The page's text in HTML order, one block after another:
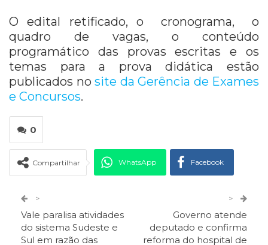
O edital retificado, o cronograma, o
quadro de vagas, o conteúdo
programático das provas escritas e os
temas para a prova didática estão
publicados no site da Gerência de Exames
e Concursos.
0
Compartilhar WhatsApp Facebook
ReddIt Telegram
>
Vale paralisa atividades
do sistema Sudeste e
Sul em razão das
>
Governo atende
deputado e confirma
reforma do hospital de